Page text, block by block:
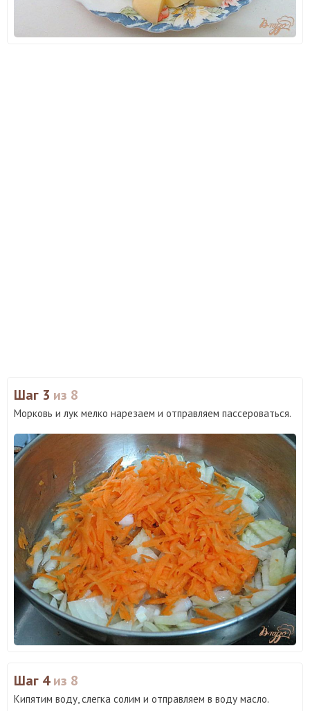
Шаг 3 из 8
Морковь и лук мелко нарезаем и отправляем пассероваться.
Шаг 4из 8
Кипятим воду, слегка солим и отправляем в воду масло.